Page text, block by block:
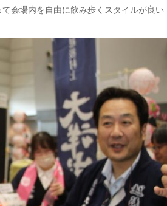
会場内を自由に飲み歩くスタイルが良い